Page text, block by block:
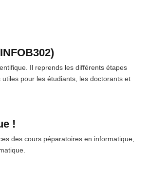
Il reprends les différents étapes
pour les étudiants, les doctorants et
!
des cours péparatoires en informatique,